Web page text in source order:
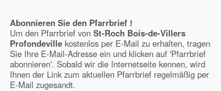
Abonnieren Sie den Pfarrbrief !
Um den Pfarrbrief von St-Roch Bois-de-Villers
Profondeville kostenlos per E-Mail zu erhalten, tragen
Sie Ihre E-Mail-Adresse ein und klicken auf 'Pfarrbrief
abonnieren'. Sobald wir die Internetseite kennen, wird
Ihnen der Link zum aktuellen Pfarrbrief regelmäßig per
E-Mail zugesandt.